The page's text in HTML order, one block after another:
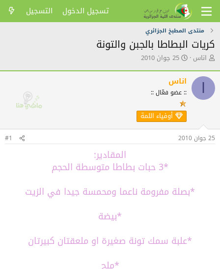
تسجيل الدخول التسجيل
منتدى المطبخ الجزائري
كريات البطاطا بالجبن والتونة
ك
ت
ب
ل
ض
و
ع
اناس ت
ر
ي
خ
ل
ن
ش
ر
25 جوان 2010
اناس
:: عضو فعّال ::
أوفياء اللمة
25 جوان 2010 #1
المقادير:
*3 حبات بطاطا متوسطة الحجم
*بصلة مفرومة ناعما ومحمسة جيدا في الزيت
*بيضة
*علبة سمك تونة صغيرة او ملعقتان كبيرتان
*ملح